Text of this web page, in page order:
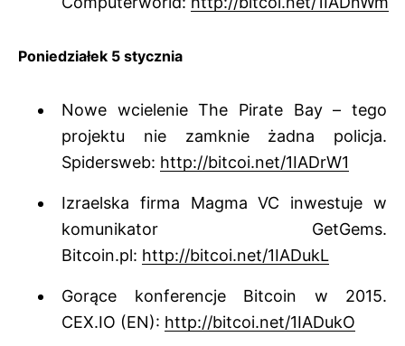
Poniedziałek 5 stycznia
Nowe wcielenie The Pirate Bay – tego
projektu nie zamknie żadna policja.
Spidersweb: http://bitcoi.net/1IADrW1
Izraelska firma Magma VC inwestuje w
komunikator GetGems.
Bitcoin.pl: http://bitcoi.net/1IADukL
Gorące konferencje Bitcoin w 2015.
CEX.IO (EN): http://bitcoi.net/1IADukO